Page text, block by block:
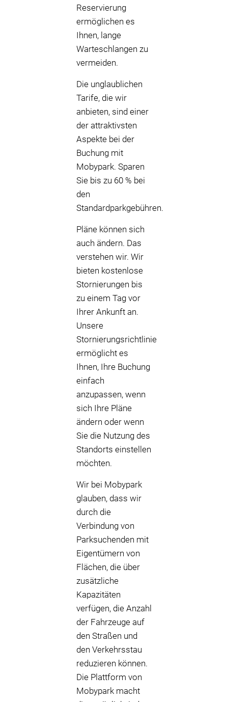
Reservierung
ermöglichen es
Ihnen, lange
Warteschlangen zu
vermeiden.
Die unglaublichen
Tarife, die wir
anbieten, sind einer
der attraktivsten
Aspekte bei der
Buchung mit
Mobypark. Sparen
Sie bis zu 60 % bei
den
Standardparkgebühren.
Pläne können sich
auch ändern. Das
verstehen wir. Wir
bieten kostenlose
Stornierungen bis
zu einem Tag vor
Ihrer Ankunft an.
Unsere
Stornierungsrichtlinie
ermöglicht es
Ihnen, Ihre Buchung
einfach
anzupassen, wenn
sich Ihre Pläne
ändern oder wenn
Sie die Nutzung des
Standorts einstellen
möchten.
Wir bei Mobypark
glauben, dass wir
durch die
Verbindung von
Parksuchenden mit
Eigentümern von
Flächen, die über
zusätzliche
Kapazitäten
verfügen, die Anzahl
der Fahrzeuge auf
den Straßen und
den Verkehrsstau
reduzieren können.
Die Plattform von
Mobypark macht